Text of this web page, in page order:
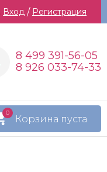
Вход / Регистрация
8 499 391-56-05
8 926 033-74-33
Корзина пуста
0